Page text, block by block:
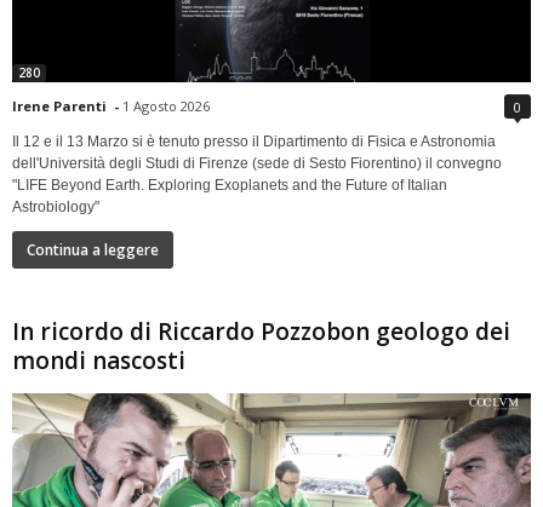
280
Irene Parenti - 1 Agosto 2026 0
Il 12 e il 13 Marzo si è tenuto presso il Dipartimento di Fisica e Astronomia
dell'Università degli Studi di Firenze (sede di Sesto Fiorentino) il convegno
"LIFE Beyond Earth. Exploring Exoplanets and the Future of Italian
Astrobiology"
Continua a leggere
In ricordo di Riccardo Pozzobon geologo dei
mondi nascosti